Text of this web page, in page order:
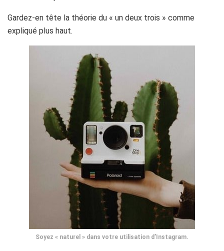
Gardez-en tête la théorie du « un deux trois » comme
expliqué plus haut.
Soyez « naturel » dans votre utilisation d’Instagram.